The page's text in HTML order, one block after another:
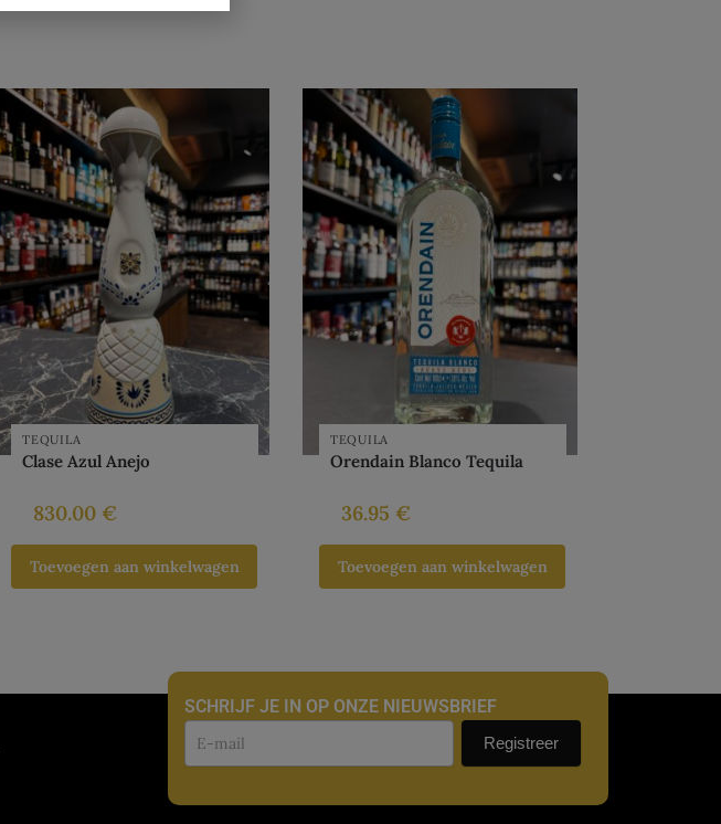
TEQUILA
Clase Azul Anejo
830.00 €
Toevoegen aan winkelwagen
TEQUILA
Orendain Blanco Tequila
36.95 €
Toevoegen aan winkelwagen
SCHRIJF JE IN OP ONZE NIEUWSBRIEF
Nieuwsbrief Registreer